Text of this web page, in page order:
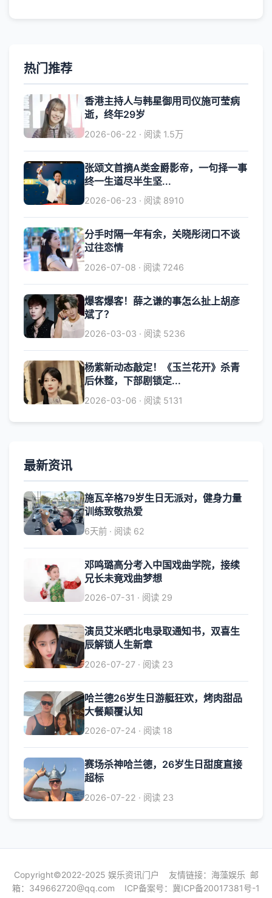
热门推荐
香港主持人与韩星御用司仪施可莹病
逝，终年29岁
2026-06-22 · 阅读 1.5万
张颂文首摘A类金爵影帝，一句择一事
终一生道尽半生坚...
2026-06-23 · 阅读 8910
分手时隔一年有余，关晓彤闭口不谈
过往恋情
2026-07-08 · 阅读 7246
爆客爆客！薛之谦的事怎么扯上胡彦
斌了？
2026-03-03 · 阅读 5236
杨紫新动态敲定！《玉兰花开》杀青
后休整，下部剧锁定...
2026-03-06 · 阅读 5131
最新资讯
施瓦辛格79岁生日无派对，健身力量
训练致敬热爱
6天前 · 阅读 62
邓鸣璐高分考入中国戏曲学院，接续
兄长未竟戏曲梦想
2026-07-31 · 阅读 29
演员艾米晒北电录取通知书，双喜生
辰解锁人生新章
2026-07-27 · 阅读 23
哈兰德26岁生日游艇狂欢，烤肉甜品
大餐颠覆认知
2026-07-24 · 阅读 18
赛场杀神哈兰德，26岁生日甜度直接
超标
2026-07-22 · 阅读 23
Copyright©2022-2025 娱乐资讯门户 友情链接： 海藻娱乐 邮
箱： 349662720@qq.com ICP备案号： 冀ICP备20017381号-1